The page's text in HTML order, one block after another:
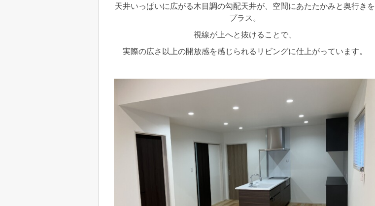
天井いっぱいに広がる木目調の勾配天井が、空間にあたたかみと奥行きを
プラス。
視線が上へと抜けることで、
実際の広さ以上の開放感を感じられるリビングに仕上がっています。